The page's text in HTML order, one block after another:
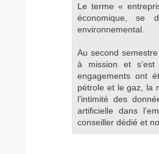
Le terme «
économique, se
environnemental.
Au second
à mission et
engagements ont
pétrole et le gaz, la
l’intimité des
artificielle dans
conseiller dédié et